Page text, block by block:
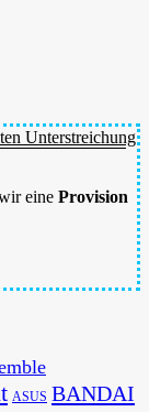
Unterstreichung
eine Provision
ASUS BANDAI